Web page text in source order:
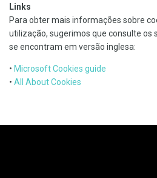
Links
Para obter mais informações sobre
utilização, sugerimos que consulte os
se encontram em versão inglesa:
• Microsoft Cookies guide
• All About Cookies